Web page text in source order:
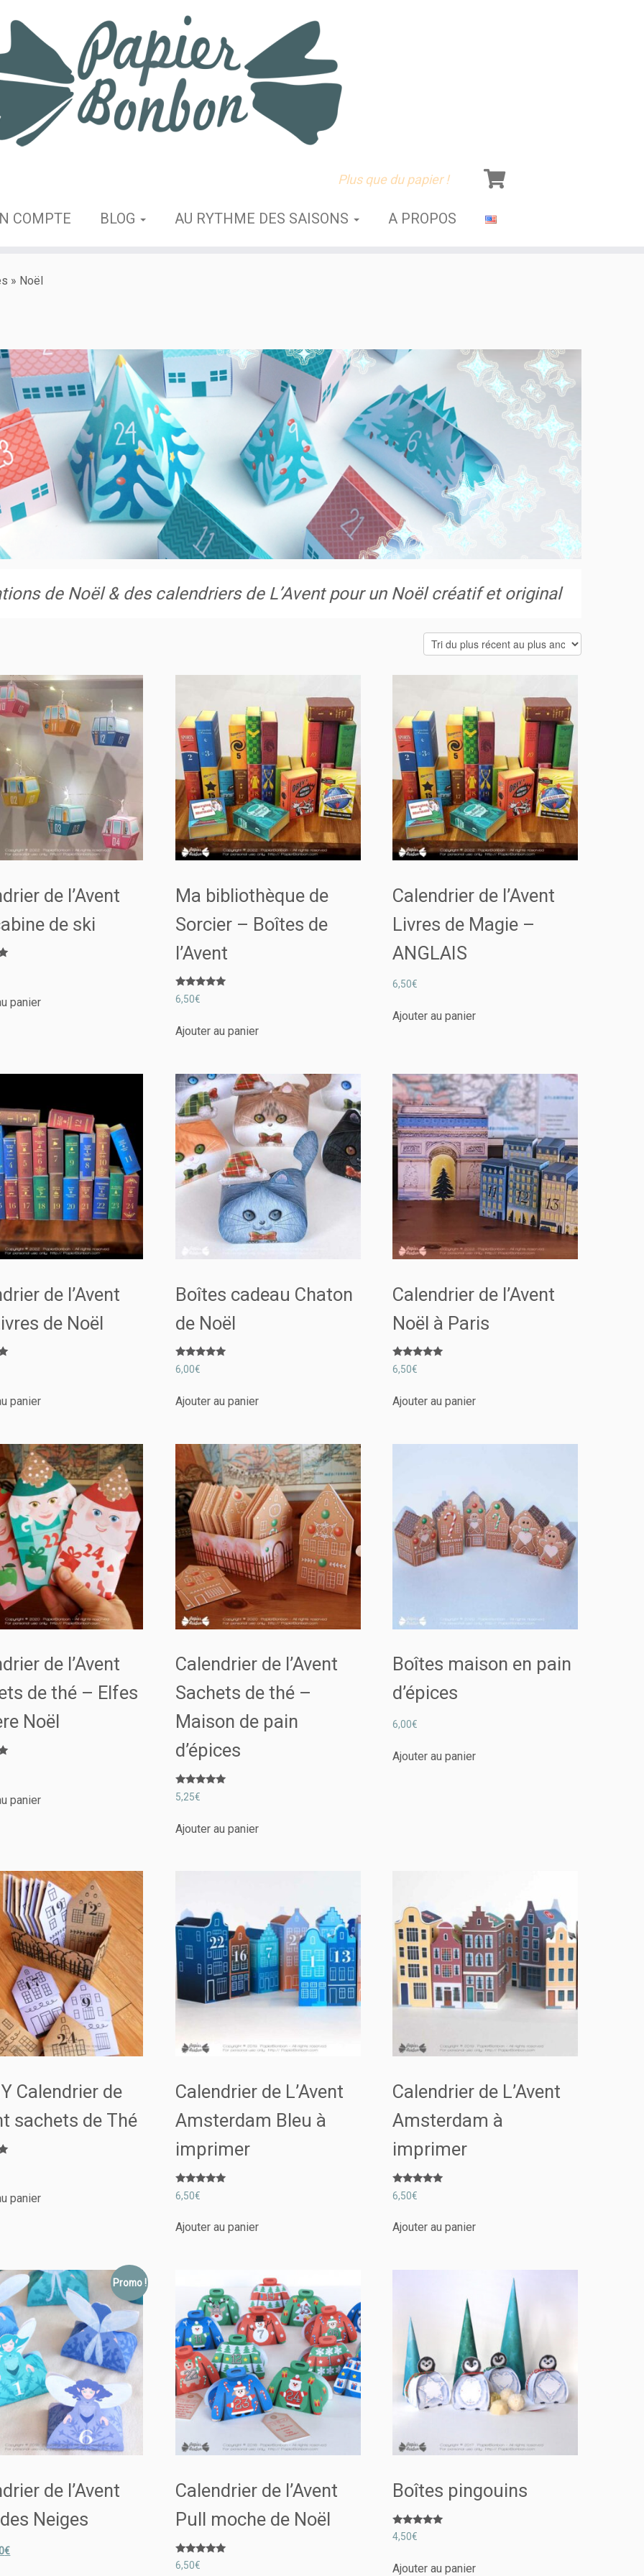
Plus que du papier !
COMPTE BLOG AU RYTHME DES SAISONS A PROPOS
» Noël
de Noël & des calendriers de L’Avent pour un Noël créatif et original
de l’Avent
de ski
panier
Ma bibliothèque de
Sorcier – Boîtes de
l’Avent
Note
5.00
6,50€
Ajouter au panier
Calendrier de l’Avent
Livres de Magie –
ANGLAIS
6,50€
Ajouter au panier
de l’Avent
de Noël
panier
Boîtes cadeau Chaton
de Noël
Note
5.00
6,00€
Ajouter au panier
Calendrier de l’Avent
Noël à Paris
Note
5.00
6,50€
Ajouter au panier
de l’Avent
de thé – Elfes
Noël
panier
Calendrier de l’Avent
Sachets de thé –
Maison de pain
d’épices
Note
5.00
5,25€
Ajouter au panier
Boîtes maison en pain
d’épices
6,00€
Ajouter au panier
Calendrier de
sachets de Thé
panier
Calendrier de L’Avent
Amsterdam Bleu à
imprimer
Note
5.00
6,50€
Ajouter au panier
Calendrier de L’Avent
Amsterdam à
imprimer
Note
5.00
6,50€
Ajouter au panier
Promo !
de l’Avent
Neiges
€
Calendrier de l’Avent
Pull moche de Noël
Note
5.00
6,50€
Boîtes pingouins
Note
5.00
4,50€
Ajouter au panier